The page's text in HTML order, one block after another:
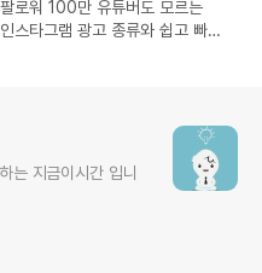
팔로워 100만 유튜버도 모르는
인스타그램 광고 종류와 쉽고 빠
는 지금이시간 입니